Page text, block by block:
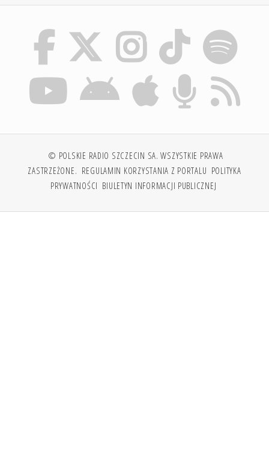
© POLSKIE RADIO SZCZECIN SA. WSZYSTKIE PRAWA
ZASTRZEŻONE. REGULAMIN KORZYSTANIA Z PORTALU POLITYKA
PRYWATNOŚCI BIULETYN INFORMACJI PUBLICZNEJ